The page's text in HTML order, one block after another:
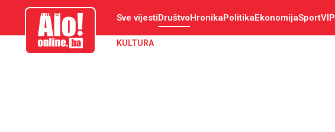
aloonline.ba Sve vijestiDruštvoHronikaPolitikaEkonomijaSportVIP
KULTURA